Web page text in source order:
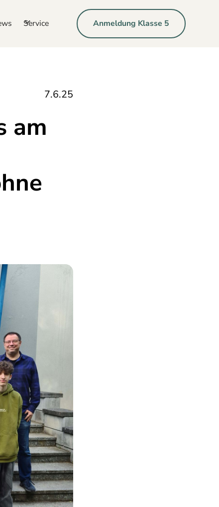
Service Anmeldung Klasse 5
7.6.25
am